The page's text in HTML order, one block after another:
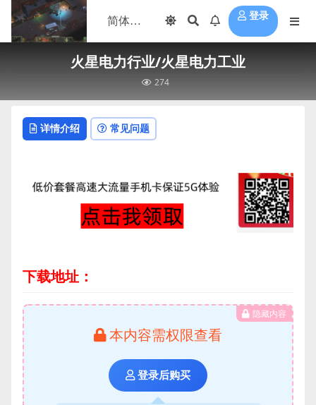
登录
火星电力行业/火星电力工业
274
详情介绍 常见问题
下载地址：
隐藏内容
本内容需权限查看
登录后购买